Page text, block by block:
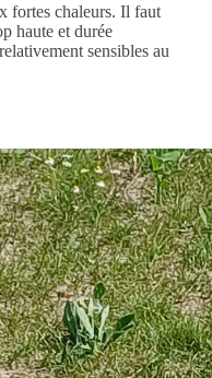
fortes chaleurs. Il faut
haute et durée
sensibles au